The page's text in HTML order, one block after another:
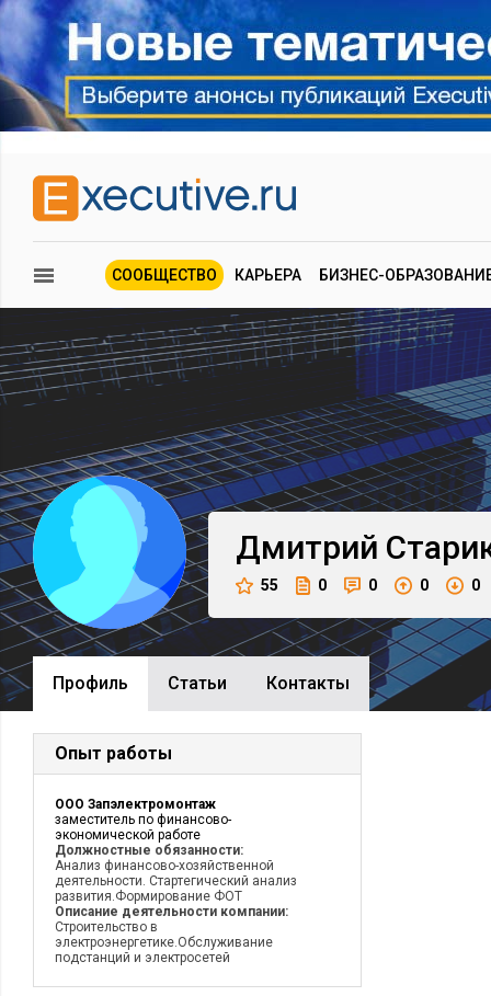
СООБЩЕСТВО КАРЬЕРА БИЗНЕС-
Дмитрий
55 0 0 0 0
Профиль Cтатьи Контакты
Опыт работы
ООО Запэлектромонтаж
заместитель по финансово-
экономической работе
Должностные обязанности:
Анализ финансово-хозяйственной
деятельности. Стартегический анализ
развития.Формирование ФОТ
Описание деятельности компании:
Строительство в
электроэнергетике.Обслуживание
подстанций и электросетей